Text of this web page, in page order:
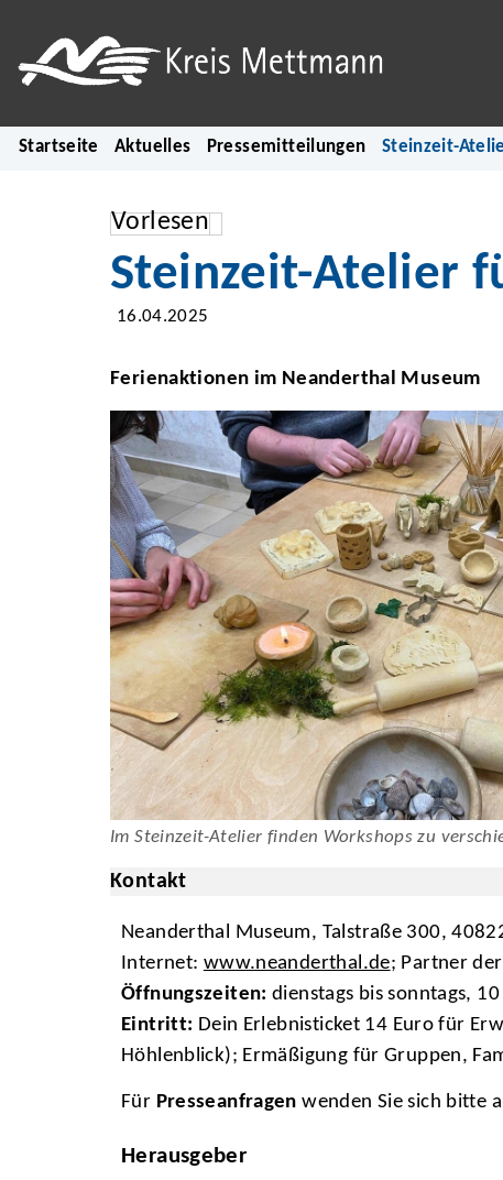
Startseite Aktuelles Pressemitteilungen Steinzeit-
Vorlesen
Steinzeit-Atelier
16.04.2025
Ferienaktionen im Neanderthal Museum
Im Steinzeit-Atelier finden Workshops zu
Kontakt
Neanderthal Museum, Talstraße 300,
Internet: www.neanderthal.de; Partner der
Öffnungszeiten: dienstags bis sonntags,
Eintritt: Dein Erlebnisticket 14 Euro für
Höhlenblick); Ermäßigung für Gruppen,
Für Presseanfragen wenden Sie sich bitte
Herausgeber